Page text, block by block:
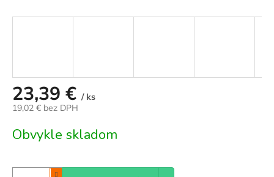
23,39 € / ks
19,02 € bez DPH
cena:
Obvykle skladom